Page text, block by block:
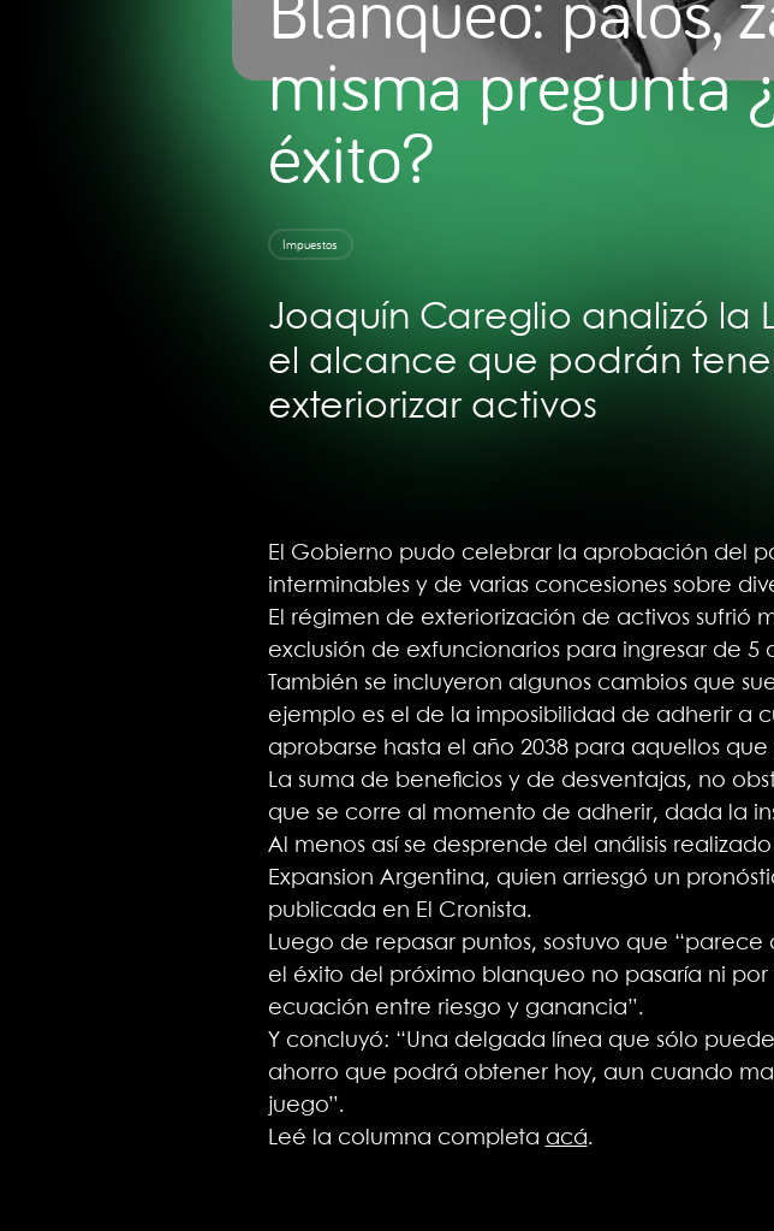
misma pregunta
éxito?
Impuestos
Joaquín Careglio analizó la
el alcance que podrán
exteriorizar activos
El Gobierno pudo celebrar la aprobación del
interminables y de varias concesiones sobre
El régimen de exteriorización de activos sufrió
exclusión de exfuncionarios para ingresar de 5
También se incluyeron algunos cambios que
ejemplo es el de la imposibilidad de adherir a
aprobarse hasta el año 2038 para aquellos
La suma de beneficios y de desventajas, no
que se corre al momento de adherir, dada la
Al menos así se desprende del análisis
Expansion Argentina, quien arriesgó un
publicada en El Cronista.
Luego de repasar puntos, sostuvo que
el éxito del próximo blanqueo no pasaría ni
ecuación entre riesgo y ganancia”.
Y concluyó: “Una delgada línea que sólo
ahorro que podrá obtener hoy, aun cuando
juego”.
Leé la columna completa acá.